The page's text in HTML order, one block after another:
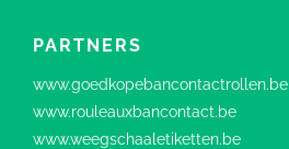
PARTNERS
www.goedkopebancontactrollen.be
www.rouleauxbancontact.be
www.weegschaaletiketten.be